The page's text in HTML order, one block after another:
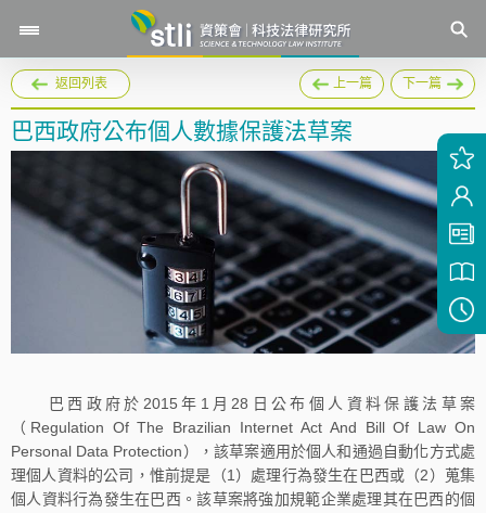
返回列表 上一篇 下一篇
巴西政府公布個人數據保護法草案
巴西政府於2015年1月28日公布個人資料保護法草案
（Regulation Of The Brazilian Internet Act And Bill Of Law On
Personal Data Protection），該草案適用於個人和通過自動化方式處
理個人資料的公司，惟前提是（1）處理行為發生在巴西或（2）蒐集
個人資料行為發生在巴西。該草案將強加規範企業處理其在巴西的個